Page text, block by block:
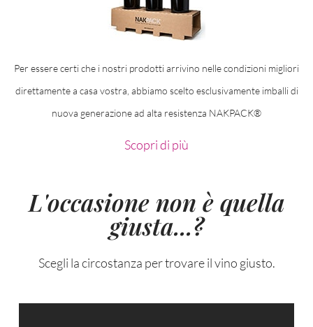
Per essere certi che i nostri prodotti arrivino nelle condizioni migliori
direttamente a casa vostra, abbiamo scelto esclusivamente imballi di
nuova generazione ad alta resistenza NAKPACK®
Scopri di più
L'occasione non è quella
giusta...?
Scegli la circostanza per trovare il vino giusto.